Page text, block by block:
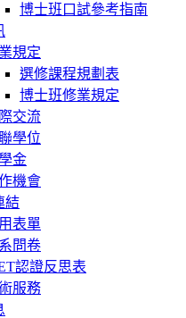
博士班口試參考指南
規定
選修課程規劃表
博士班修業規定
交流
學位
金
機會
結
表單
問卷
認證反思表
服務